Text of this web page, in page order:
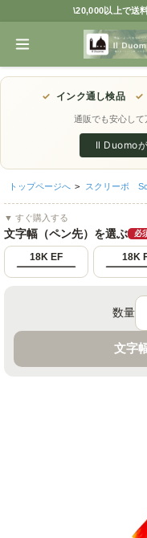
\20,000以上で送
✓ インク通し検品 ✓
通販でも安心し
Il Duomo
トップページへ > スクリーボ
▼ すぐ購入する
文字幅（ペン先）を選ぶ 必
18K EF 18K
数量
文字